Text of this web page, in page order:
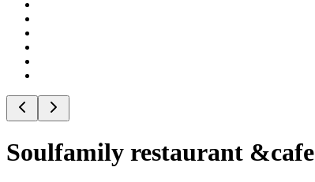
Soulfamily restaurant &cafe